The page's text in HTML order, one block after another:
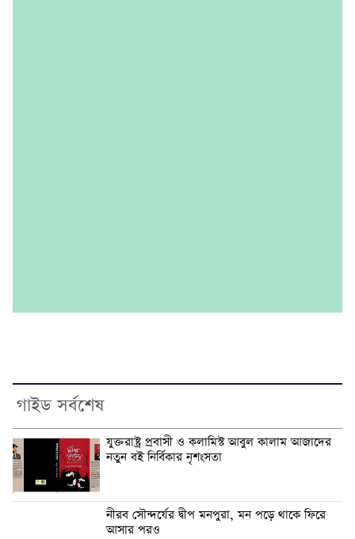
গাইড সর্বশেষ
যুক্তরাষ্ট্র প্রবাসী ও কলামিস্ট আবুল কালাম আজাদের
নতুন বই নির্বিকার নৃশংসতা
নীরব সৌন্দর্যের দ্বীপ মনপুরা, মন পড়ে থাকে ফিরে
আসার পরও